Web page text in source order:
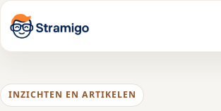
INZICHTEN EN ARTIKELEN